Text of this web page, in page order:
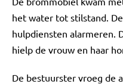
het water tot stilstand.
hulpdiensten alarmeren.
hielp de vrouw en haar
De bestuurster vroeg de